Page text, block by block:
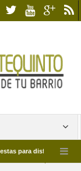
disfrutar del deporte